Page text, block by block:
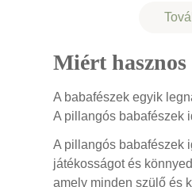
Miért hasznos
A babafészek egyik
A pillangós babafészek
A pillangós babafészek
játékosságot és
amely minden szülő és